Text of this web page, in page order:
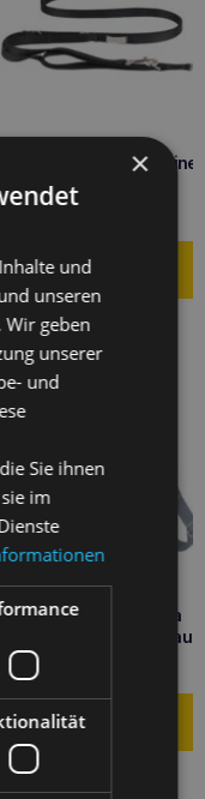
Verstellbare Leine
L Schwarz
EASY GO Samba
Gurt M Grau
€
×
und
unseren
Wir geben
unserer
und
Sie ihnen
im